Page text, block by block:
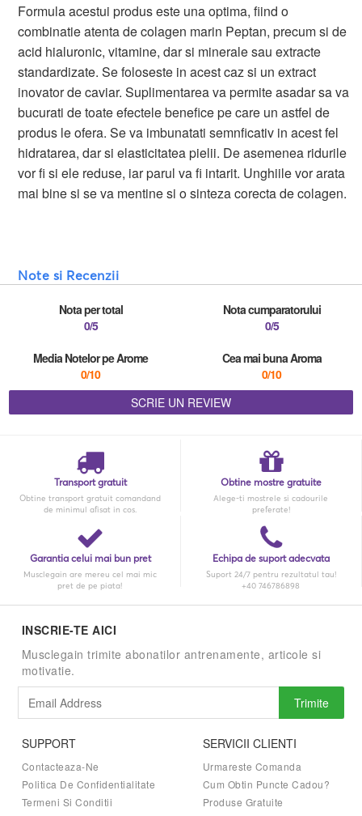
Formula acestui produs este una optima, fiind o
combinatie atenta de colagen marin Peptan, precum si de
acid hialuronic, vitamine, dar si minerale sau extracte
standardizate. Se foloseste in acest caz si un extract
inovator de caviar. Suplimentarea va permite asadar sa va
bucurati de toate efectele benefice pe care un astfel de
produs le ofera. Se va imbunatati semnficativ in acest fel
hidratarea, dar si elasticitatea pielii. De asemenea ridurile
vor fi si ele reduse, iar parul va fi intarit. Unghiile vor arata
mai bine si se va mentine si o sinteza corecta de colagen.
Note si Recenzii
Nota per total
0/5
Nota cumparatorului
0/5
Media Notelor pe Arome
0/10
Cea mai buna Aroma
0/10
SCRIE UN REVIEW
Transport gratuit
Obtine transport gratuit comandand
de minimul afisat in cos.
Obtine mostre gratuite
Alege-ti mostrele si cadourile
preferate!
Garantia celui mai bun pret
Musclegain are mereu cel mai mic
pret de pe piata!
Echipa de suport adecvata
Suport 24/7 pentru rezultatul tau!
+40 746786898
INSCRIE-TE AICI
Musclegain trimite abonatilor antrenamente, articole si
motivatie.
Trimite
SUPPORT
Contacteaza-Ne
Politica De Confidentialitate
Termeni Si Conditii
SERVICII CLIENTI
Urmareste Comanda
Cum Obtin Puncte Cadou?
Produse Gratuite